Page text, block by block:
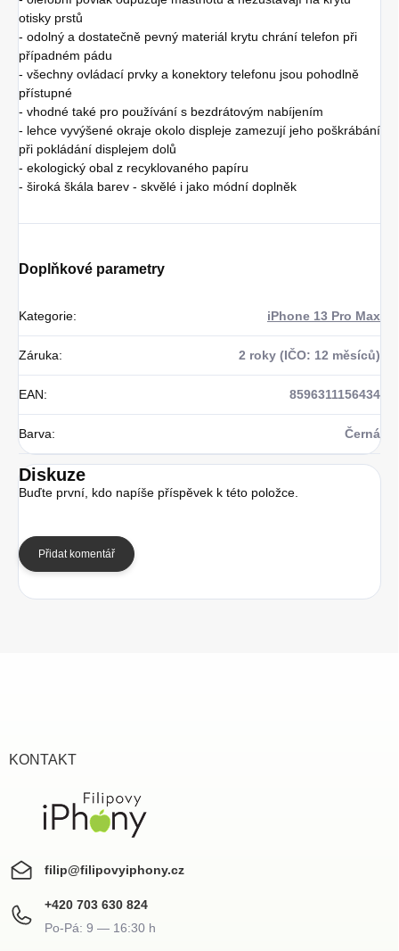
otisky prstů
- odolný a dostatečně pevný materiál krytu chrání telefon při
případném pádu
- všechny ovládací prvky a konektory telefonu jsou pohodlně
přístupné
- vhodné také pro používání s bezdrátovým nabíjením
- lehce vyvýšené okraje okolo displeje zamezují jeho poškrábání
při pokládání displejem dolů
- ekologický obal z recyklovaného papíru
- široká škála barev - skvělé i jako módní doplněk
Doplňkové parametry
Kategorie: iPhone 13 Pro Max
Záruka: 2 roky (IČO: 12 měsíců)
EAN: 8596311156434
Barva: Černá
Diskuze
Buďte první, kdo napíše příspěvek k této položce.
Přidat komentář
KONTAKT
filip@filipovyiphony.cz
+420 703 630 824